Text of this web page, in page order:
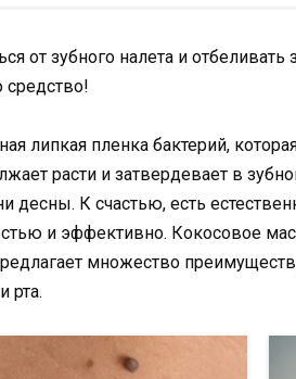
липкая пленка бактерий,
расти и затвердевает в
десны. К счастью, есть
и эффективно. Кокосовое
множество
рта.